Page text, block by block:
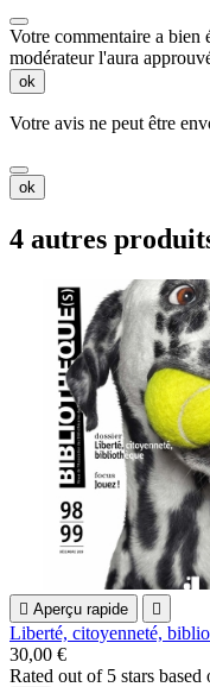
Votre commentaire a bien
modérateur l'aura
ok
Votre avis ne peut être
ok
4 autres
 Aperçu rapide 
Liberté, citoyenneté,
30,00 €
Rated out of 5 stars based